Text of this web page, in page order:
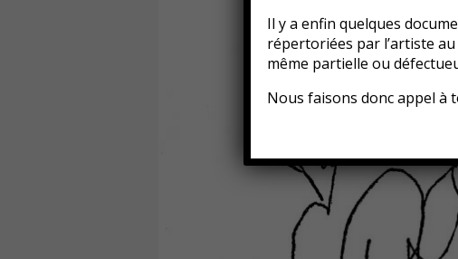
Il y a enfin quelques
répertoriées par l’artiste
même partielle ou
Nous faisons donc appel à